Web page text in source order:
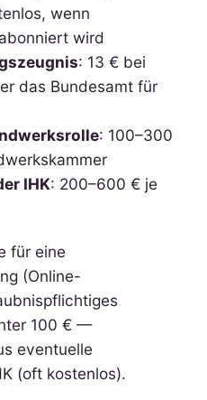
wenn
wird
: 13 € bei
das Bundesamt für
: 100–300
IHK: 200–600 € je
für eine
(Online-
100 € —
eventuelle
(oft kostenlos).